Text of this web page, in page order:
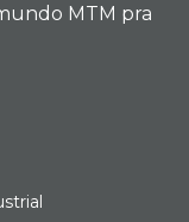
MTM pra